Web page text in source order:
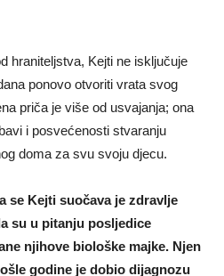
hraniteljstva, Kejti ne isključuje
ponovo otvoriti vrata svog
priča je više od usvajanja; ona
i posvećenosti stvaranju
doma za svu svoju djecu.
se Kejti suočava je zdravlje
su u pitanju posljedice
njihove biološke majke. Njen
godine je dobio dijagnozu